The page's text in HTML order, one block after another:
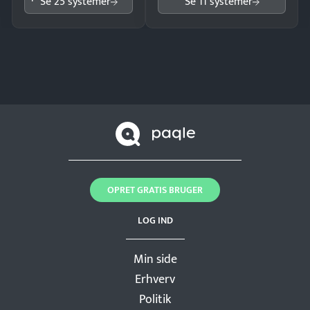
Min side
Erhverv
Politik
LOG IND
OPRET GRATIS BRUGER